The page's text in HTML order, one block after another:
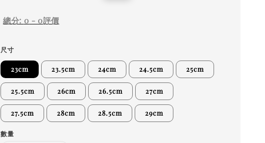
總分: 0 - 0評價
尺寸
23cm 23.5cm 24cm 24.5cm 25cm
25.5cm 26cm 26.5cm 27cm
27.5cm 28cm 28.5cm 29cm
數量